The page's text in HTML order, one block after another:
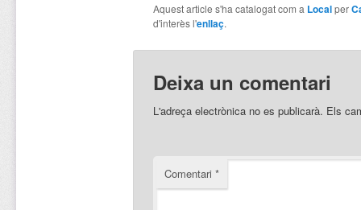
Aquest article s'ha catalogat com a Localper
d'interès l'enllaç.
Deixa un comentari
L'adreça electrònica no es publicarà. Els
Comentari *